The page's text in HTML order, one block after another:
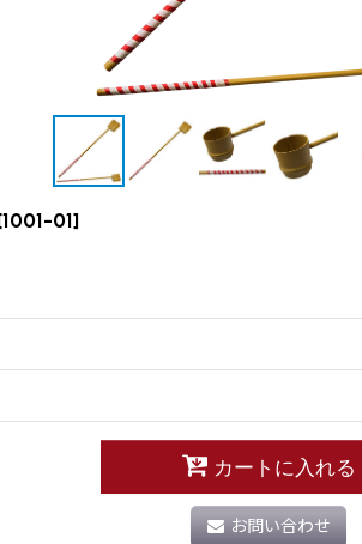
1001-01]
カートに入れる
お問い合わせ